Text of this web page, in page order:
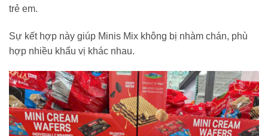
trẻ em.
Sự kết hợp này giúp Minis Mix không bị nhàm chán, phù
hợp nhiều khẩu vị khác nhau.